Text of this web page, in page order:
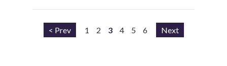
< Prev 1 2 3 4 5 6 Next